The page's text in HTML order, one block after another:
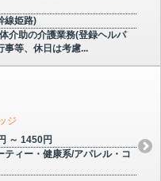
線姫路)
介助の介護業務(登録ヘルパ
等、休日は考慮...
ジ
～ 1450円
ティー・健康系/アパレル・コ